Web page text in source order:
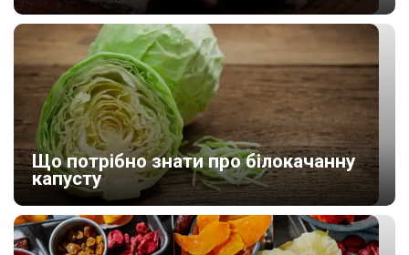
Що потрібно знати про білокачанну
капусту